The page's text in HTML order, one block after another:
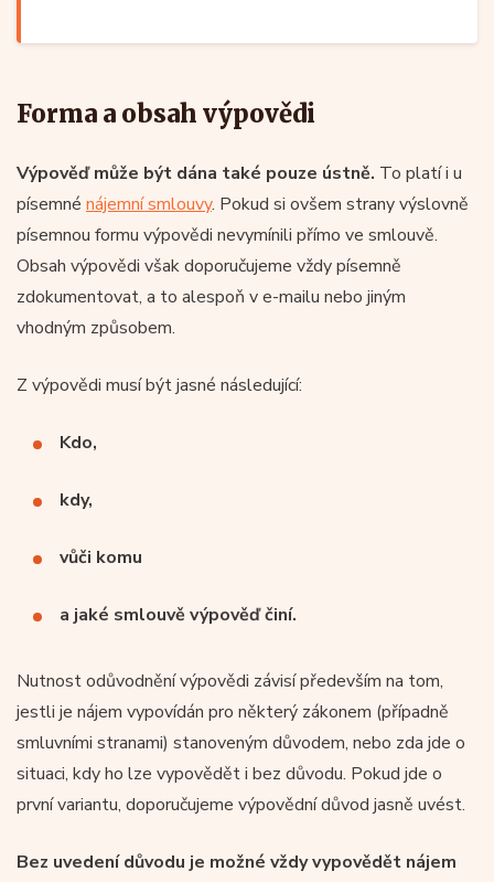
Forma a obsah výpovědi
Výpověď může být dána také pouze ústně. To platí i u
písemné nájemní smlouvy. Pokud si ovšem strany výslovně
písemnou formu výpovědi nevymínili přímo ve smlouvě.
Obsah výpovědi však doporučujeme vždy písemně
zdokumentovat, a to alespoň v e-mailu nebo jiným
vhodným způsobem.
Z výpovědi musí být jasné následující:
Kdo,
kdy,
vůči komu
a jaké smlouvě výpověď činí.
Nutnost odůvodnění výpovědi závisí především na tom,
jestli je nájem vypovídán pro některý zákonem (případně
smluvními stranami) stanoveným důvodem, nebo zda jde o
situaci, kdy ho lze vypovědět i bez důvodu. Pokud jde o
první variantu, doporučujeme výpovědní důvod jasně uvést.
Bez uvedení důvodu je možné vždy vypovědět nájem